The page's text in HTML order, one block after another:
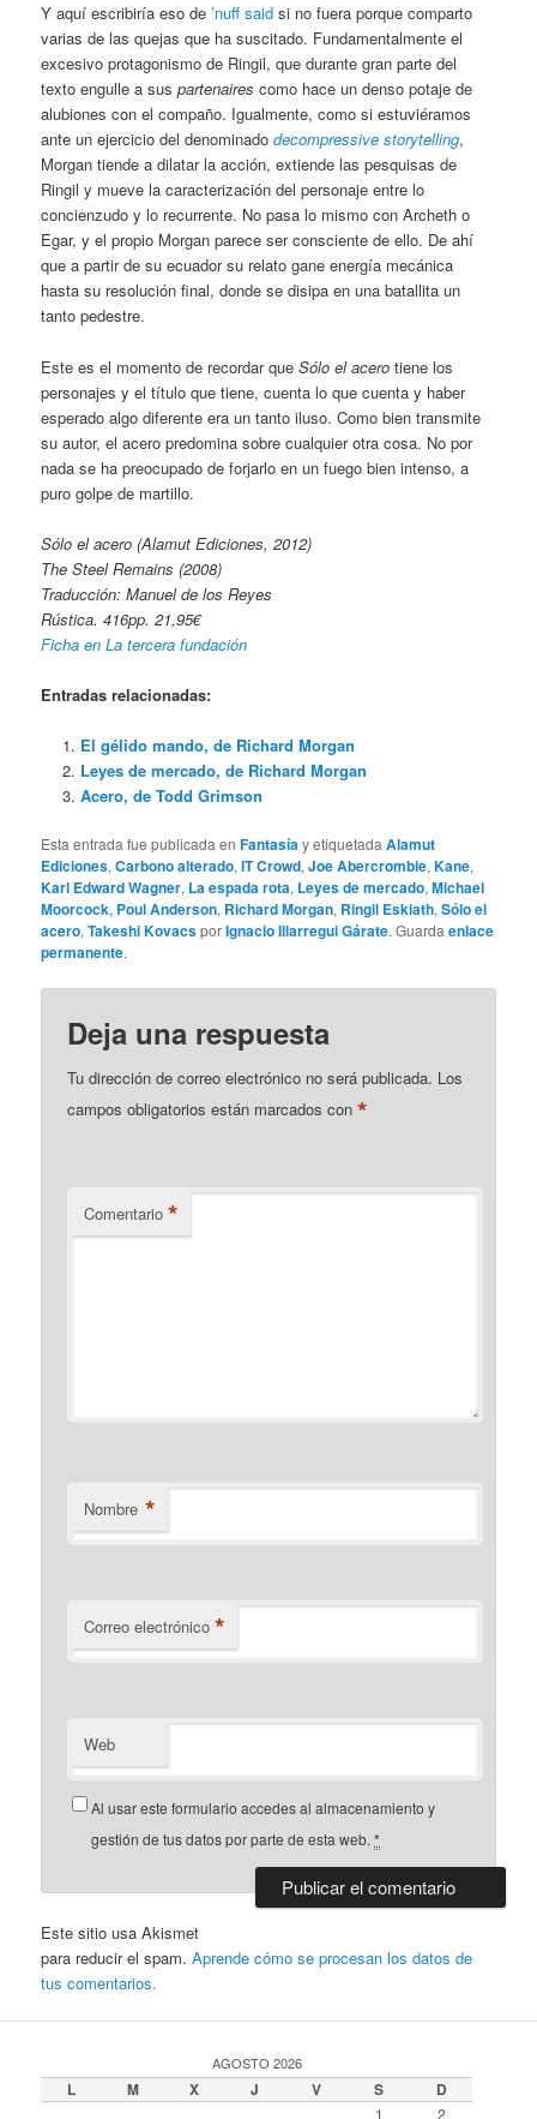
Y aquí escribiría eso de’nuff said si no fuera porque comparto
varias de las quejas que ha suscitado. Fundamentalmente el
excesivo protagonismo de Ringil, que durante gran parte del
texto engulle a suspartenaires como hace un denso potaje de
alubiones con el compaño. Igualmente, como si estuviéramos
ante un ejercicio del denominadodecompressive storytelling,
Morgan tiende a dilatar la acción, extiende las pesquisas de
Ringil y mueve la caracterización del personaje entre lo
concienzudo y lo recurrente. No pasa lo mismo con Archeth o
Egar, y el propio Morgan parece ser consciente de ello. De ahí
que a partir de su ecuador su relato gane energía mecánica
hasta su resolución final, donde se disipa en una batallita un
tanto pedestre.
Este es el momento de recordar queSólo el acero tiene los
personajes y el título que tiene, cuenta lo que cuenta y haber
esperado algo diferente era un tanto iluso. Como bien transmite
su autor, el acero predomina sobre cualquier otra cosa. No por
nada se ha preocupado de forjarlo en un fuego bien intenso, a
puro golpe de martillo.
Sólo el acero (Alamut Ediciones, 2012)
The Steel Remains (2008)
Traducción: Manuel de los Reyes
Rústica. 416pp. 21,95€
Ficha en La tercera fundación
Entradas relacionadas:
El gélido mando, de Richard Morgan
Leyes de mercado, de Richard Morgan
Acero, de Todd Grimson
Esta entrada fue publicada enFantasíay etiquetadaAlamut
Ediciones,Carbono alterado,IT Crowd,Joe Abercrombie,Kane,
Karl Edward Wagner, La espada rota, Leyes de mercado,Michael
Moorcock, Poul Anderson, Richard Morgan, Ringil Eskiath,Sólo el
acero,Takeshi KovacsporIgnacio Illarregui Gárate. Guardaenlace
permanente.
Deja una respuesta
Tu dirección de correo electrónico no será publicada. Los
campos obligatorios están marcados con*
Comentario *
Nombre *
Correo electrónico *
Web
Al usar este formulario accedes al almacenamiento y
gestión de tus datos por parte de esta web.*
Este sitio usa Akismet
para reducir el spam.Aprende cómo se procesan los datos de
tus comentarios.
AGOSTO 2026
L M X J V S D
1 2